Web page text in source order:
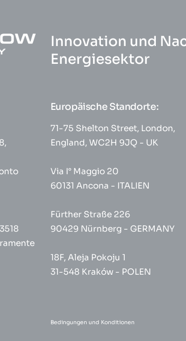
Innovation und
Energiesektor
Europäische Standorte:
71-75 Shelton Street, London,
England, WC2H 9JQ - UK
Via I° Maggio 20
60131 Ancona - ITALIEN
Fürther Straße 226
90429 Nürnberg - GERMANY
18F, Aleja Pokoju 1
31-548 Kraków - POLEN
Bedingungen und Konditionen